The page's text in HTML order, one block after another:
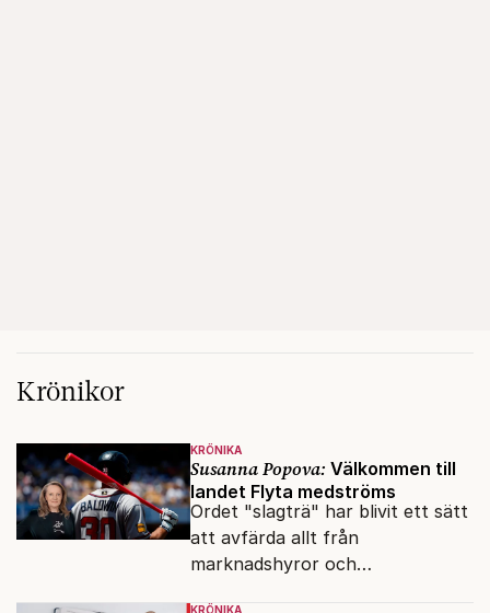
Krönikor
KRÖNIKA
Susanna Popova: Välkommen till
landet Flyta medströms
Ordet "slagträ" har blivit ett sätt
att avfärda allt från
marknadshyror och
KRÖNIKA